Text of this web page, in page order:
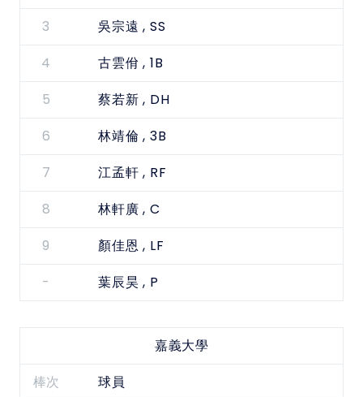
3
吳宗遠 , SS
4
古雲佾 , 1B
5
蔡若新 , DH
6
林靖倫 , 3B
7
江孟軒 , RF
8
林軒廣 , C
9
顏佳恩 , LF
-
葉辰昊 , P
嘉義大學
棒次 球員